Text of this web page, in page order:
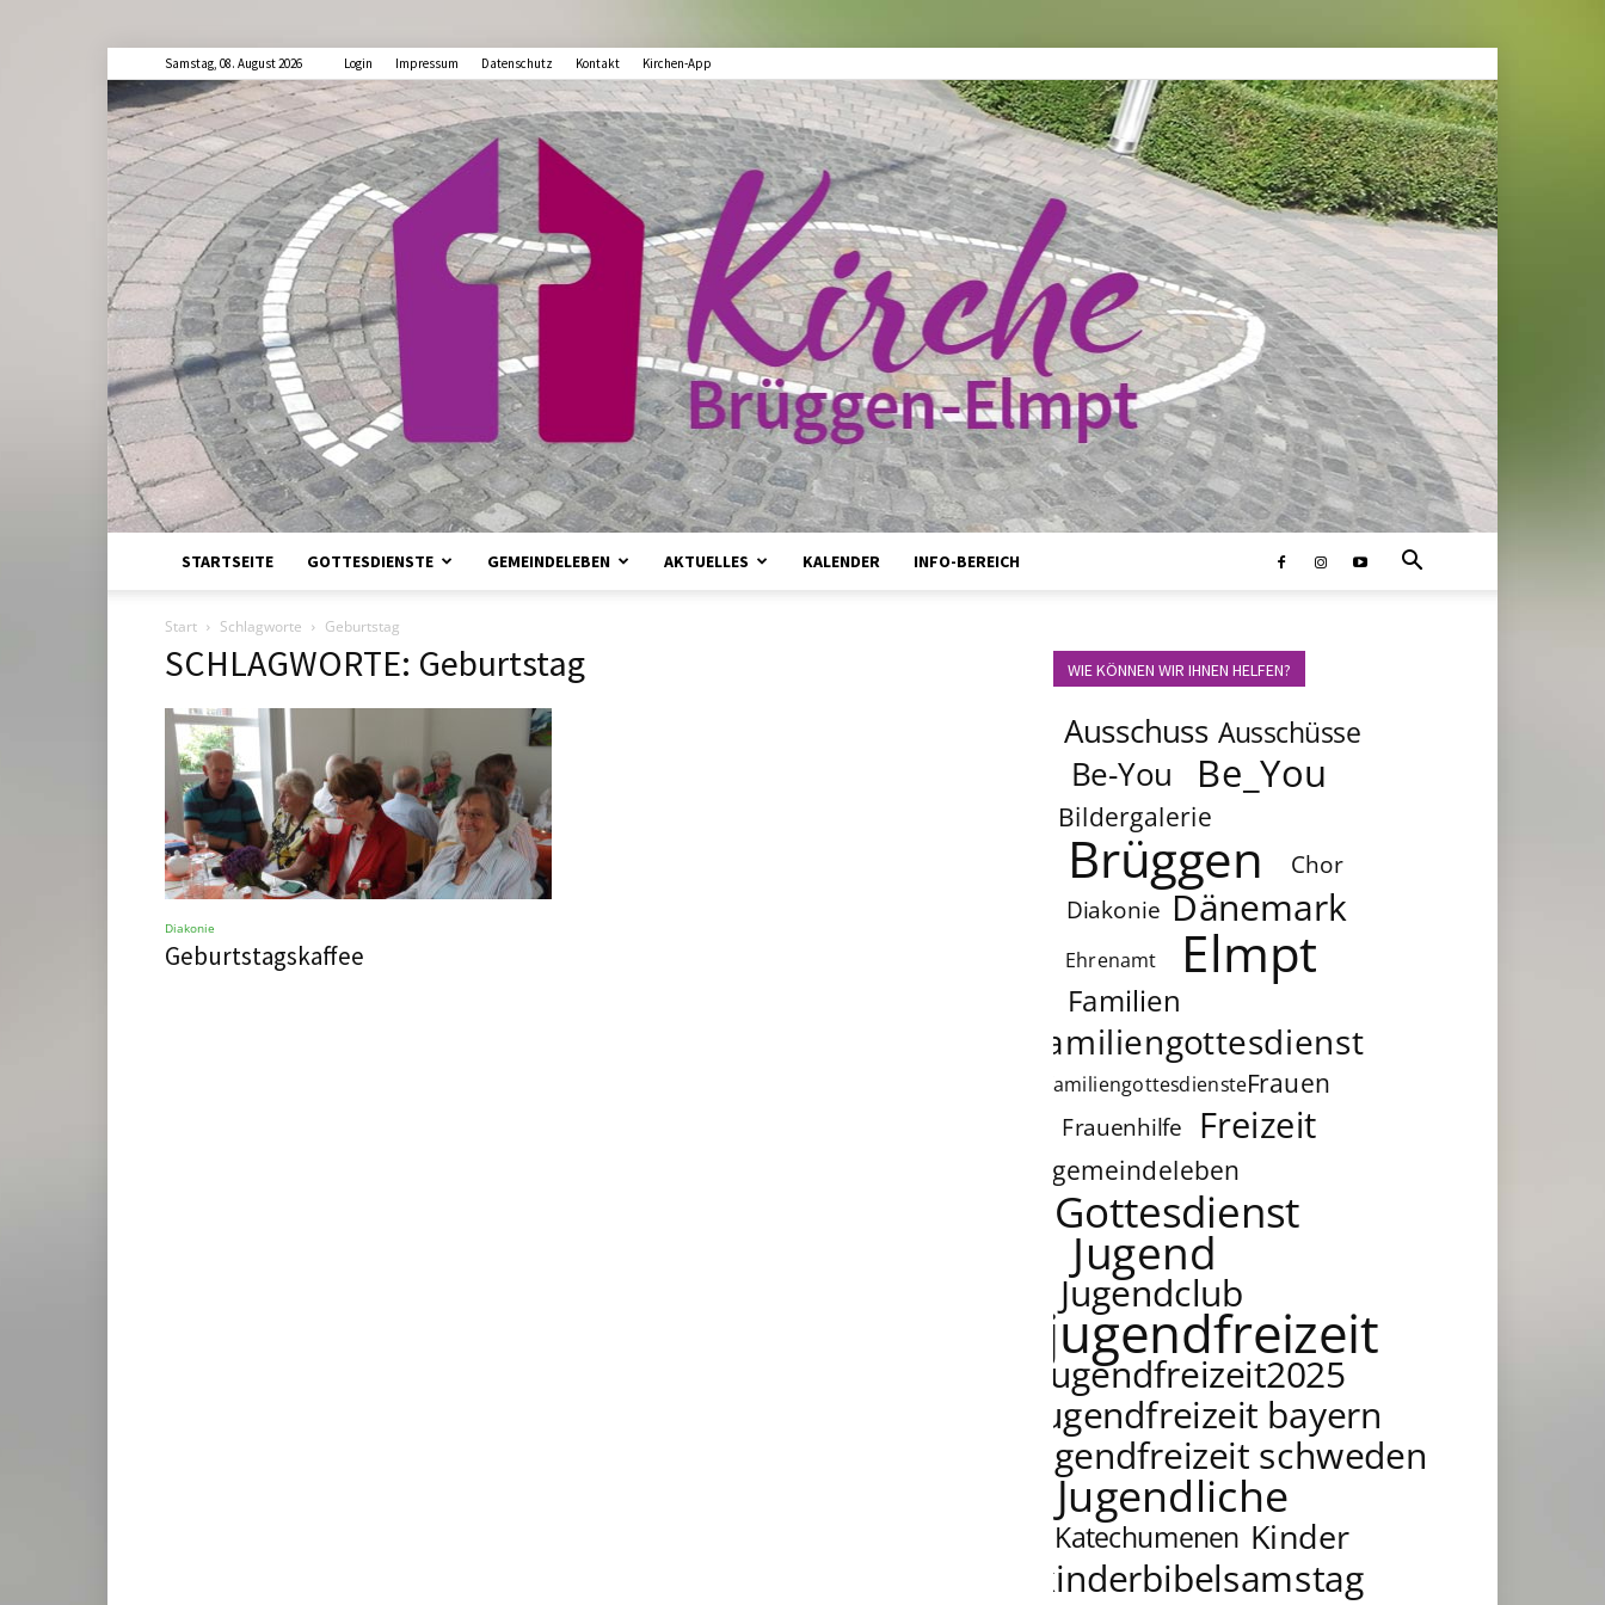
Samstag, 08. August 2026 Login Impressum Datenschutz Kontakt Kirchen-App
STARTSEITE GOTTESDIENSTE GEMEINDELEBEN AKTUELLES KALENDER INFO-BEREICH
Start Schlagworte Geburtstag
SCHLAGWORTE: Geburtstag
Diakonie
Geburtstagskaffee
WIE KÖNNEN WIR IHNEN HELFEN?
Ausschuss Ausschüsse
Be-You Be_You
Bildergalerie
Brüggen
Chor
Diakonie Dänemark
Ehrenamt Elmpt
Familien
familiengottesdienst
familiengottesdiensteFrauen
Frauenhilfe Freizeit
gemeindeleben
Gottesdienst
Jugend
Jugendclub
jugendfreizeit
jugendfreizeit2025
jugendfreizeit bayern
jugendfreizeit schweden
Jugendliche
Katechumenen Kinder
kinderbibelsamstag